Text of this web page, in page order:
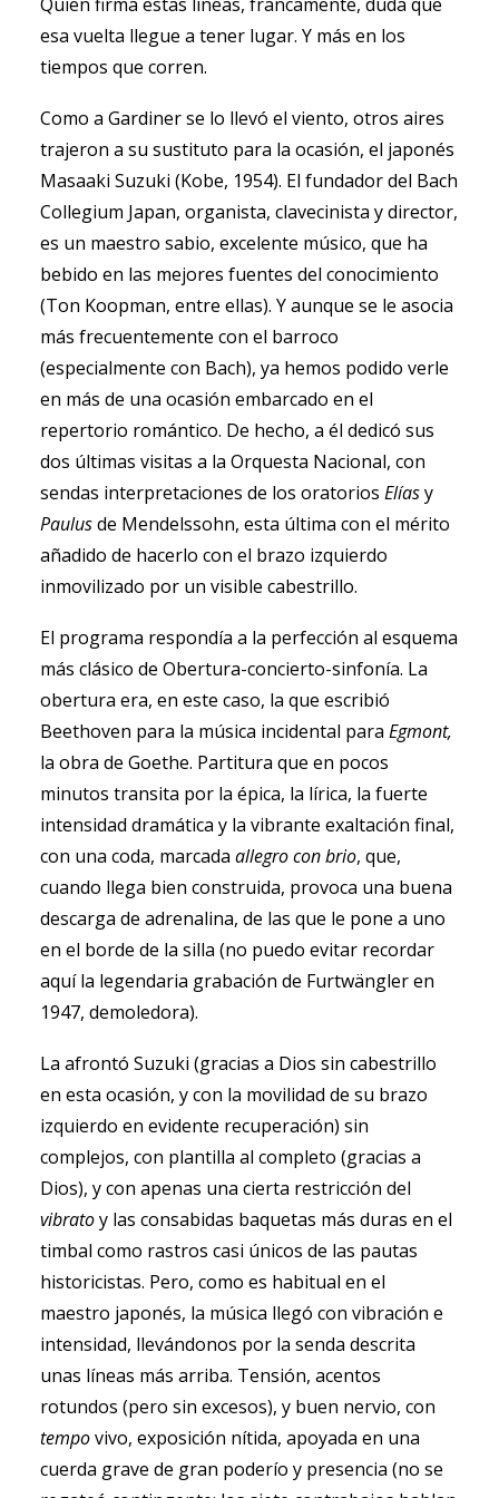
esa vuelta llegue a tener lugar. Y más en los
tiempos que corren.
Como a Gardiner se lo llevó el viento, otros aires
trajeron a su sustituto para la ocasión, el japonés
Masaaki Suzuki (Kobe, 1954). El fundador del Bach
Collegium Japan, organista, clavecinista y director,
es un maestro sabio, excelente músico, que ha
bebido en las mejores fuentes del conocimiento
(Ton Koopman, entre ellas). Y aunque se le asocia
más frecuentemente con el barroco
(especialmente con Bach), ya hemos podido verle
en más de una ocasión embarcado en el
repertorio romántico. De hecho, a él dedicó sus
dos últimas visitas a la Orquesta Nacional, con
sendas interpretaciones de los oratorios Elíasy
Paulusde Mendelssohn, esta última con el mérito
añadido de hacerlo con el brazo izquierdo
inmovilizado por un visible cabestrillo.
El programa respondía a la perfección al esquema
más clásico de Obertura-concierto-sinfonía. La
obertura era, en este caso, la que escribió
Beethoven para la música incidental para Egmont,
la obra de Goethe. Partitura que en pocos
minutos transita por la épica, la lírica, la fuerte
intensidad dramática y la vibrante exaltación final,
con una coda, marcada allegro con brio, que,
cuando llega bien construida, provoca una buena
descarga de adrenalina, de las que le pone a uno
en el borde de la silla (no puedo evitar recordar
aquí la legendaria grabación de Furtwängler en
1947, demoledora).
La afrontó Suzuki (gracias a Dios sin cabestrillo
en esta ocasión, y con la movilidad de su brazo
izquierdo en evidente recuperación) sin
complejos, con plantilla al completo (gracias a
Dios), y con apenas una cierta restricción del
vibratoy las consabidas baquetas más duras en el
timbal como rastros casi únicos de las pautas
historicistas. Pero, como es habitual en el
maestro japonés, la música llegó con vibración e
intensidad, llevándonos por la senda descrita
unas líneas más arriba. Tensión, acentos
rotundos (pero sin excesos), y buen nervio, con
tempovivo, exposición nítida, apoyada en una
cuerda grave de gran poderío y presencia (no se